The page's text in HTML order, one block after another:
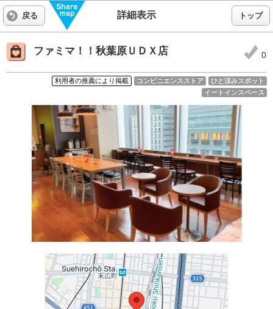
戻る 詳細表示 トップ
0
ファミマ！！秋葉原ＵＤＸ店
利用者の推薦により掲載 コンビニエンスストア
ひと涼みスポット
イートインスペース